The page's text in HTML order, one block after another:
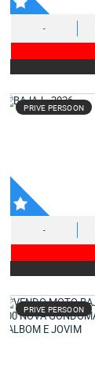
-
PRIVE PERSOON
-
PRIVE PERSOON